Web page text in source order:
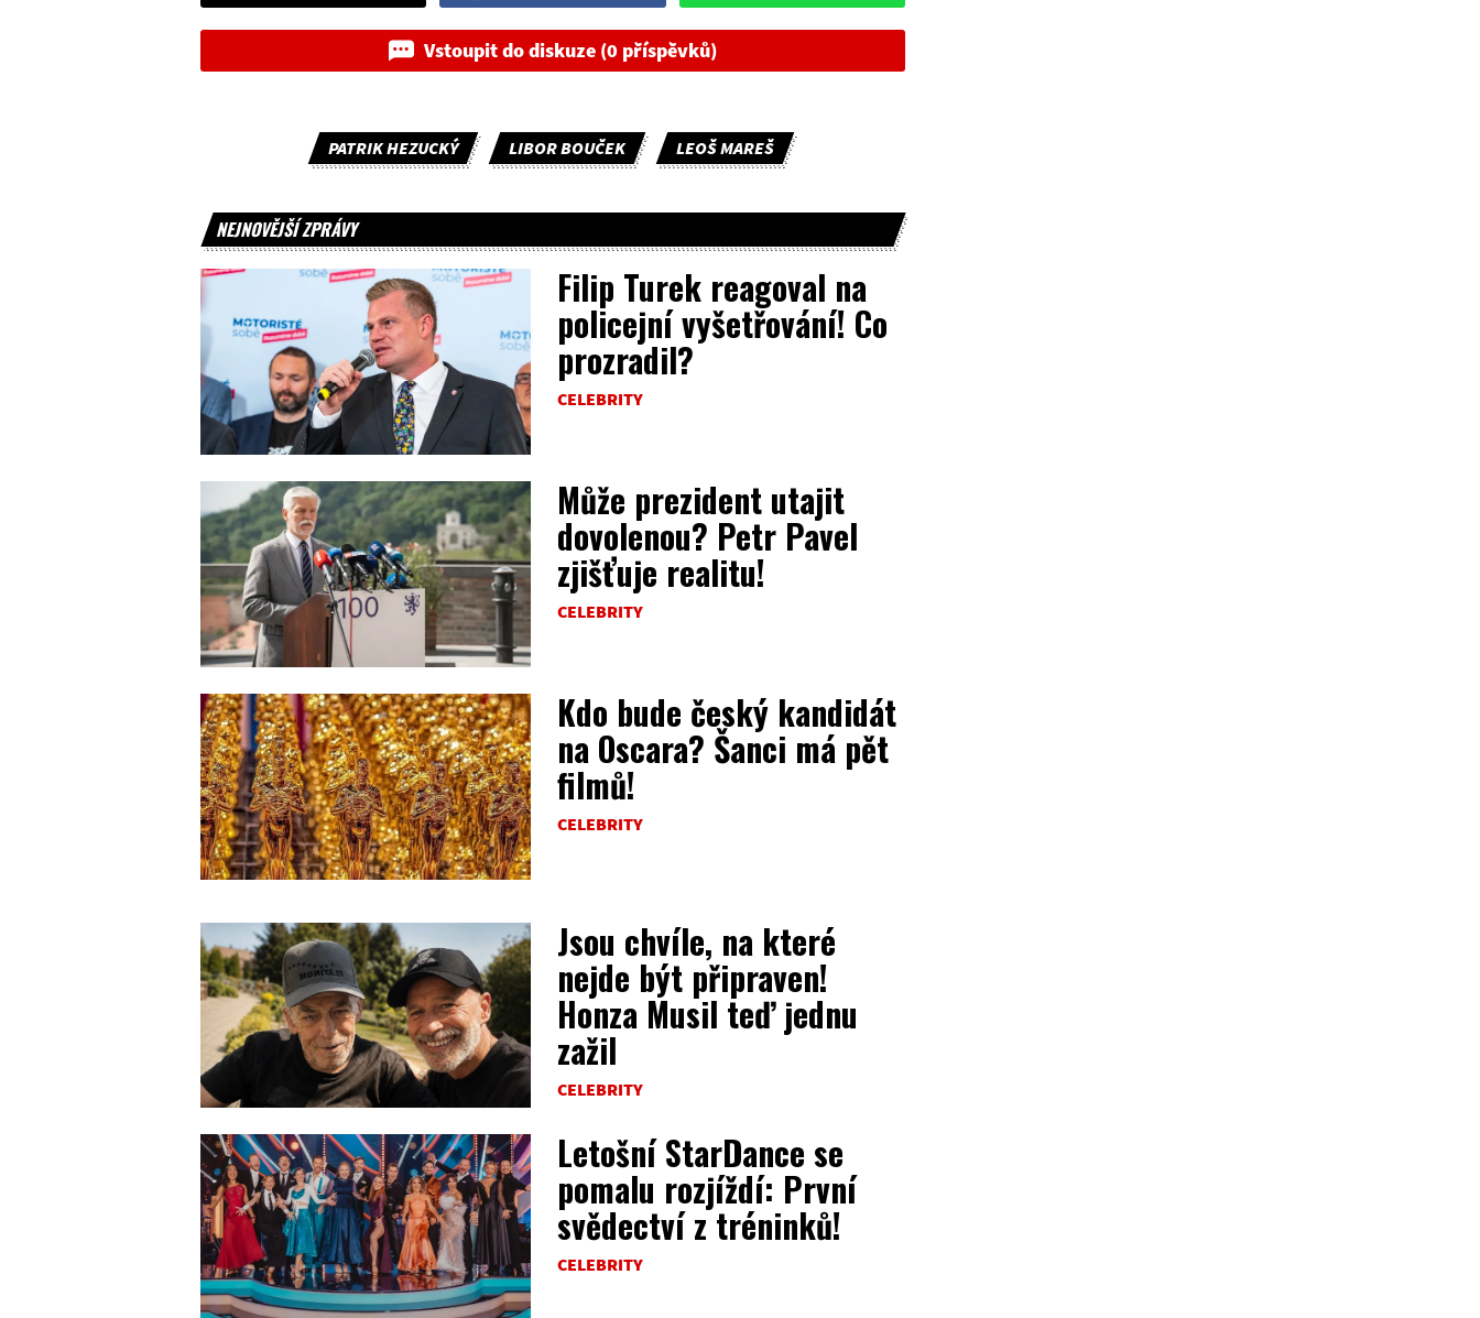
Vstoupit do diskuze (0 příspěvků)
PATRIK HEZUCKÝ LIBOR BOUČEK LEOŠ MAREŠ
NEJNOVĚJŠÍ ZPRÁVY
Filip Turek reagoval na
policejní vyšetřování! Co
prozradil?
CELEBRITY
Může prezident utajit
dovolenou? Petr Pavel
zjišťuje realitu!
CELEBRITY
Kdo bude český kandidát
na Oscara? Šanci má pět
filmů!
CELEBRITY
Jsou chvíle, na které
nejde být připraven!
Honza Musil teď jednu
zažil
CELEBRITY
Letošní StarDance se
pomalu rozjíždí: První
svědectví z tréninků!
CELEBRITY